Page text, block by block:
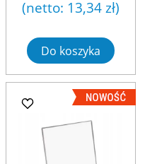
(netto: 13,34 zł)
Do koszyka